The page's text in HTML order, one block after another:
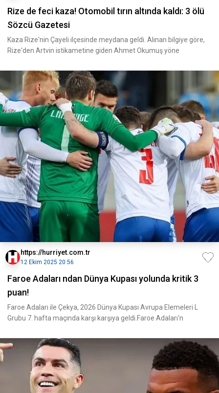
Rize de feci kaza! Otomobil tırın altında kaldı: 3 ölü
Sözcü Gazetesi
Kaza Rize'nin Çayeli ilçesinde meydana geldi. Alınan bilgiye göre,
Rize'den Artvin istikametine giden Ahmet Okumuş yöne
https://hurriyet.com.tr
12 Ekim 2025 20:56
Faroe Adaları ndan Dünya Kupası yolunda kritik 3
puan!
Faroe Adaları ile Çekya, 2026 Dünya Kupası Avrupa Elemeleri L
Grubu 7. hafta maçında karşı karşıya geldi.Faroe Adaları'n